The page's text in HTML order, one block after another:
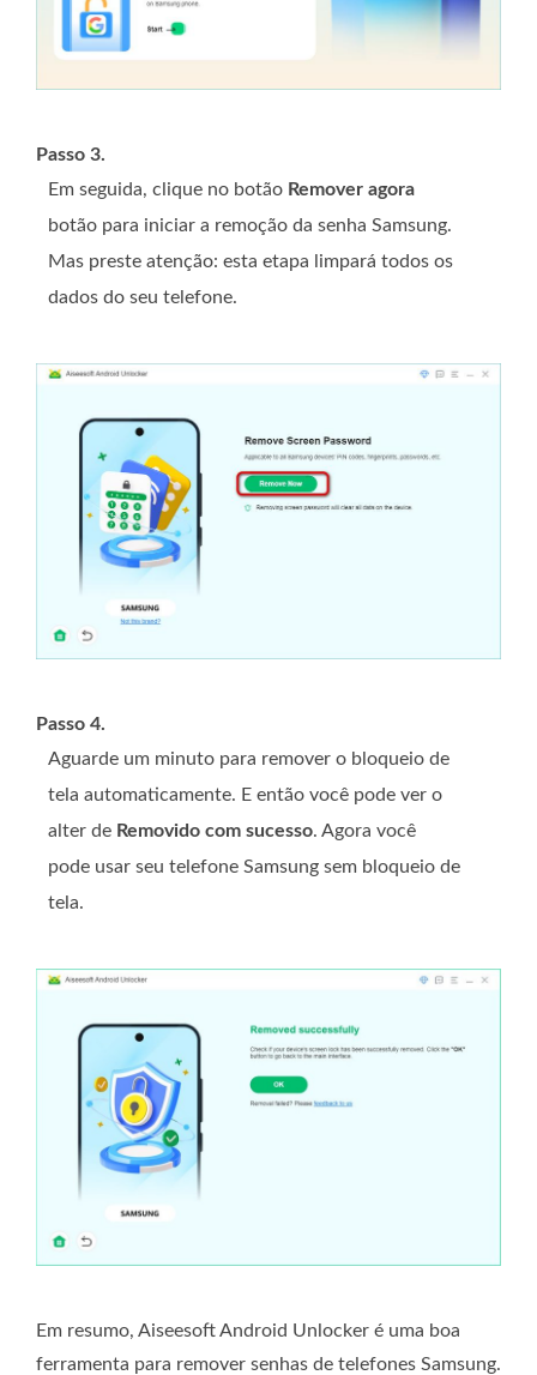
Passo 3.
Em seguida, clique no botão Remover agora
botão para iniciar a remoção da senha Samsung.
Mas preste atenção: esta etapa limpará todos os
dados do seu telefone.
Passo 4.
Aguarde um minuto para remover o bloqueio de
tela automaticamente. E então você pode ver o
alter de Removido com sucesso. Agora você
pode usar seu telefone Samsung sem bloqueio de
tela.
Em resumo, Aiseesoft Android Unlocker é uma boa
ferramenta para remover senhas de telefones Samsung.